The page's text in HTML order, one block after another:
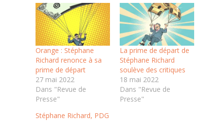
Orange : Stéphane
Richard renonce à sa
prime de départ
27 mai 2022
Dans "Revue de
Presse"
La prime de départ de
Stéphane Richard
soulève des critiques
18 mai 2022
Dans "Revue de
Presse"
Stéphane Richard, PDG